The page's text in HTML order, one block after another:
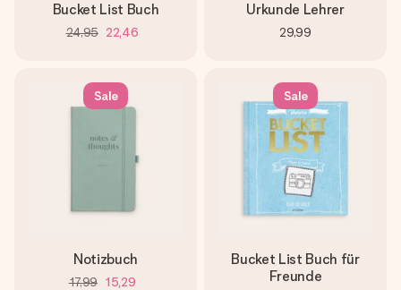
Bucket List Buch
24,95 22,46
Urkunde Lehrer
29,99
Sale
Notizbuch
17,99 15,29
Sale
Bucket List Buch für
Freunde